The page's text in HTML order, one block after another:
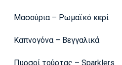
Μασούρια – Ρωμαϊκό κερί
Καπνογόνα – Βεγγαλικά
Πυρσοί τούρτας – Sparklers